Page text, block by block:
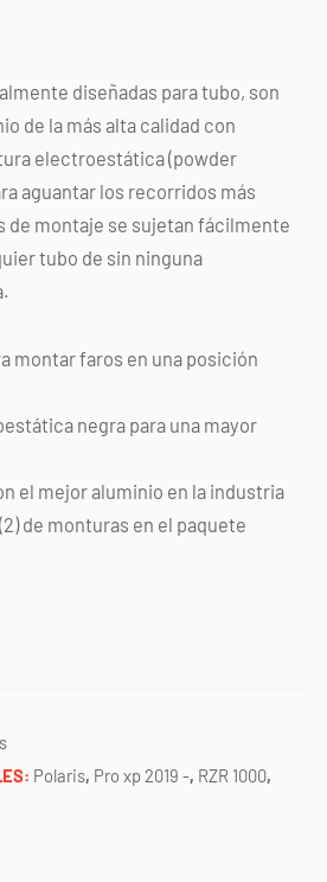
diseñadas para tubo, son
de la más alta calidad con
electroestática (powder
aguantar los recorridos más
de montaje se sujetan fácilmente
tubo de sin ninguna
montar faros en una posición
negra para una mayor
el mejor aluminio en la industria
de monturas en el paquete
Polaris, Pro xp 2019 -, RZR 1000,